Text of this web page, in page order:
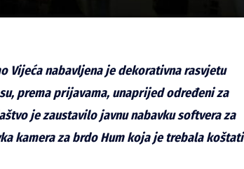
Vijeća nabavljena je dekorativna rasvjetu
prema prijavama, unaprijed određeni za
je zaustavilo javnu nabavku softvera za
kamera za brdo Hum koja je trebala koštati